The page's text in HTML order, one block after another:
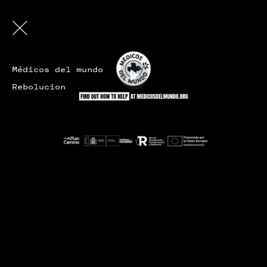
Play
Médicos del mundo
Rebolucion